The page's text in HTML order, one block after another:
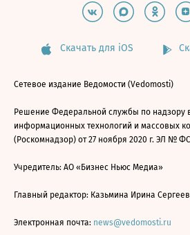
Скачать для iOS
Сетевое издание Ведомости (Vedomosti)
Решение Федеральной службы по надзору
информационных технологий и массовых
(Роскомнадзор) от 27 ноября 2020 г. ЭЛ № ФС
Учредитель: АО «Бизнес Ньюс Медиа»
Главный редактор: Казьмина Ирина
Электронная почта: news@vedomosti.ru